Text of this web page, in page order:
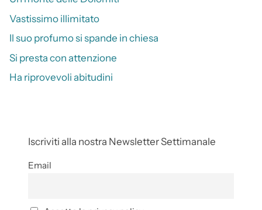
Vastissimo illimitato
Il suo profumo si spande in chiesa
Si presta con attenzione
Ha riprovevoli abitudini
Iscriviti alla nostra Newsletter Settimanale
Email